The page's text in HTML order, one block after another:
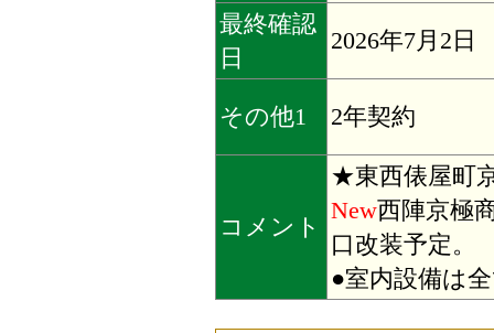
最終確認
日
2026年7月2日
その他1 2年契約
コメント
★東西俵屋町
New西陣京極
口改装予定。
●室内設備は